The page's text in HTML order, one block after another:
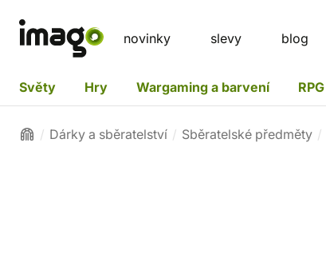
novinky slevy blog
Světy Hry Wargaming a barvení RPG
Dárky a sběratelství Sběratelské předměty